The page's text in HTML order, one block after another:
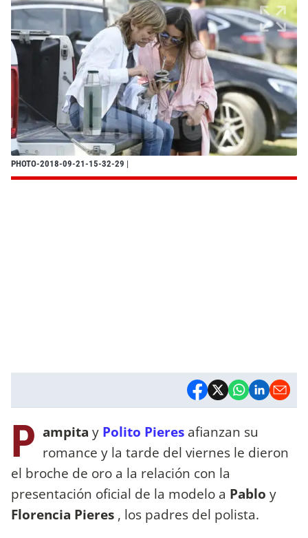
PHOTO-2018-09-21-15-32-29 |
P ampita y Polito Pieres afianzan su
romance y la tarde del viernes le dieron
el broche de oro a la relación con la
presentación oficial de la modelo a Pablo y
Florencia Pieres , los padres del polista.